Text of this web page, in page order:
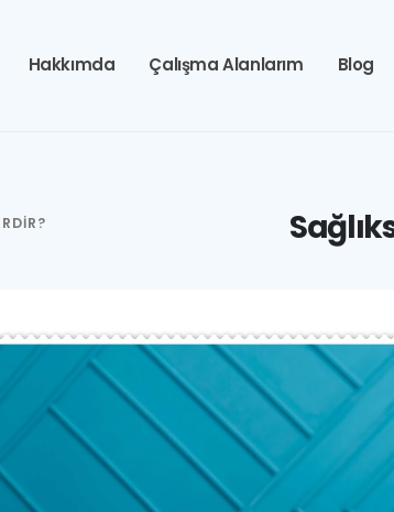
Hakkımda Çalışma Alanlarım Blog